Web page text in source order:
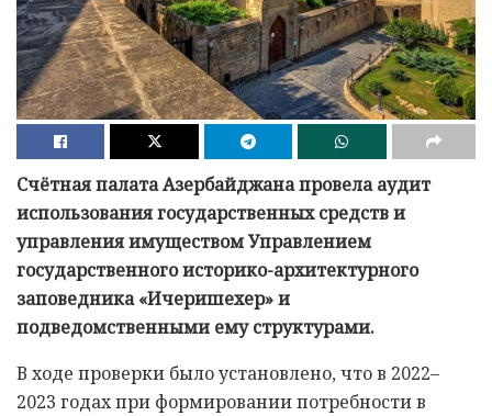
Счётная палата Азербайджана провела аудит
использования государственных средств и
управления имуществом Управлением
государственного историко-архитектурного
заповедника «Ичеришехер» и
подведомственными ему структурами.
В ходе проверки было установлено, что в 2022–
2023 годах при формировании потребности в